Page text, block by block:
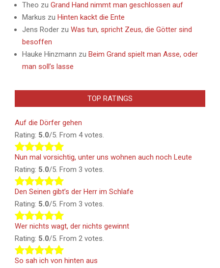
Theo zu Grand Hand nimmt man geschlossen auf
Markus zu Hinten kackt die Ente
Jens Roder zu Was tun, spricht Zeus, die Götter sind
besoffen
Hauke Hinzmann zu Beim Grand spielt man Asse, oder
man soll’s lasse
TOP RATINGS
Auf die Dörfer gehen
Rating: 5.0/5. From 4 votes.
Nun mal vorsichtig, unter uns wohnen auch noch Leute
Rating: 5.0/5. From 3 votes.
Den Seinen gibt’s der Herr im Schlafe
Rating: 5.0/5. From 3 votes.
Wer nichts wagt, der nichts gewinnt
Rating: 5.0/5. From 2 votes.
So sah ich von hinten aus